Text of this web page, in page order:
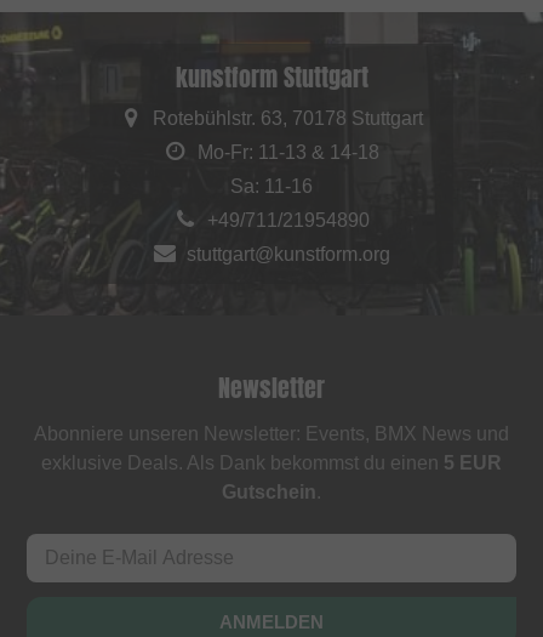
kunstform Stuttgart
Rotebühlstr. 63, 70178 Stuttgart
Mo-Fr: 11-13 & 14-18
Sa: 11-16
+49/711/21954890
stuttgart@kunstform.org
Newsletter
Abonniere unseren Newsletter: Events, BMX News und
exklusive Deals. Als Dank bekommst du einen 5 EUR
Gutschein.
ANMELDEN